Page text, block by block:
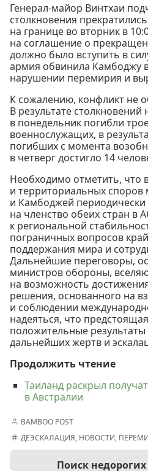
Генерал-майор Винтхаи
столкновения
на границе во вторник в
на соглашение о
должно было вступить в
армия обвинила Камбоджу
нарушении перемирия и
К сожалению, конфликт не
В результате столкновений
в понедельник погибли
военнослужащих, в
погибших с момента
в четверг достигло 14
Необходимо отметить, что
и территориальных споров
и Камбоджей
на членство обеих стран в
к региональной
пограничных вопросов
поддержания мира и
Дальнейшие переговоры,
министров обороны,
на возможность
решения, основанного на
и соблюдении
надеяться, что
положительные
дальнейших жертв и
Продолжить чтение
Таиланд раскрыл
в Австралии
BAMBOO POST
ДЕЭСКАЛАЦИЯ, НОВОСТИ,
Поиск